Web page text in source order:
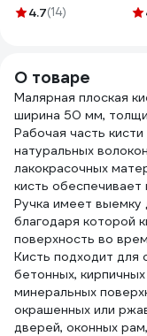
набор 12 шт 146-
4.7(14)
О товаре
Малярная плоская
ширина 50 мм,
Рабочая часть
натуральных
лакокрасочных
кисть
Ручка имеет выемку
благодаря которой
поверхность во
Кисть подходит для
бетонных,
минеральных
окрашенных или
дверей, оконных